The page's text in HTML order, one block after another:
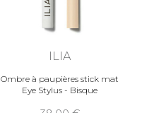
ILIA
Ombre à paupières stick mat
Eye Stylus - Bisque